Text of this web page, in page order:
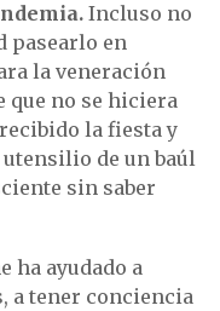
Incluso no
pasearlo en
la veneración
que no se hiciera
la fiesta y
de un baúl
sin saber
ha ayudado a
a tener conciencia